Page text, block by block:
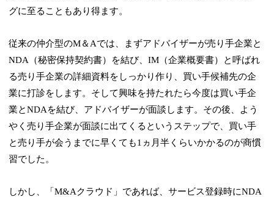
グに至ることもあり得ます。
従来の仲介型のM＆Aでは、まずアドバイザーが売り手企業と
NDA（秘密保持契約書）を結び、IM（企業概要書）と呼ばれ
る売り手企業の詳細資料をしっかり作り、買い手候補先の企
業に打診をします。そして興味を持たれたら今度は買い手企
業とNDAを結び、アドバイザーが面談します。その後、よう
やく売り手企業が面談に出てくるというステップで、買い手
と売り手が会うまでに早くても1ヵ月半くらいかかるのが商慣
習でした。
しかし、「M&Aクラウド」であれば、サービス登録時にNDA